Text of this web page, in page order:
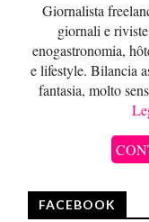
Giornalista
giornali e
enogastronomia,
e lifestyle. Bilancia
fantasia, molto
FACEBOOK